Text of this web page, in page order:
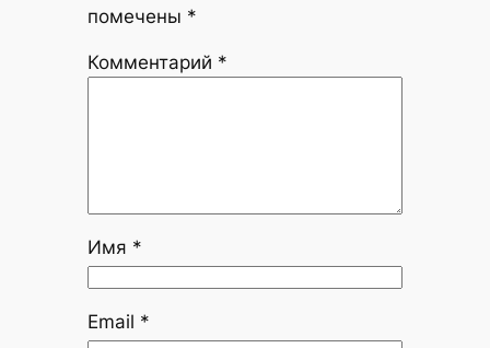
помечены *
Комментарий *
Имя *
Email *